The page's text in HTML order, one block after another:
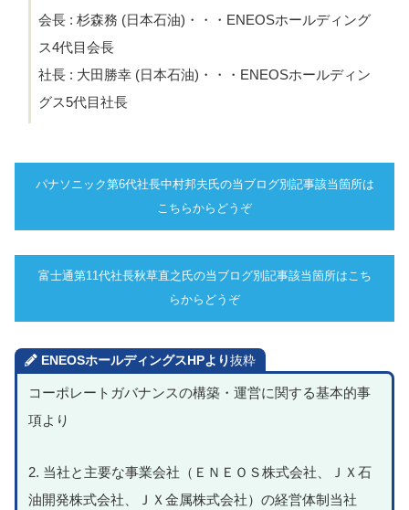
会長 : 杉森務 (日本石油)・・・ENEOSホールディング
ス4代目会長
社長 : 大田勝幸 (日本石油)・・・ENEOSホールディン
グス5代目社長
パナソニック第6代社長中村邦夫氏の当ブログ別記事該当箇所は
こちらからどうぞ
富士通第11代社長秋草直之氏の当ブログ別記事該当箇所はこち
らからどうぞ
ENEOSホールディングスHPより 抜粋
コーポレートガバナンスの構築・運営に関する基本的事
項より
2. 当社と主要な事業会社（ＥＮＥＯＳ株式会社、ＪＸ石
油開発株式会社、ＪＸ金属株式会社）の経営体制当社